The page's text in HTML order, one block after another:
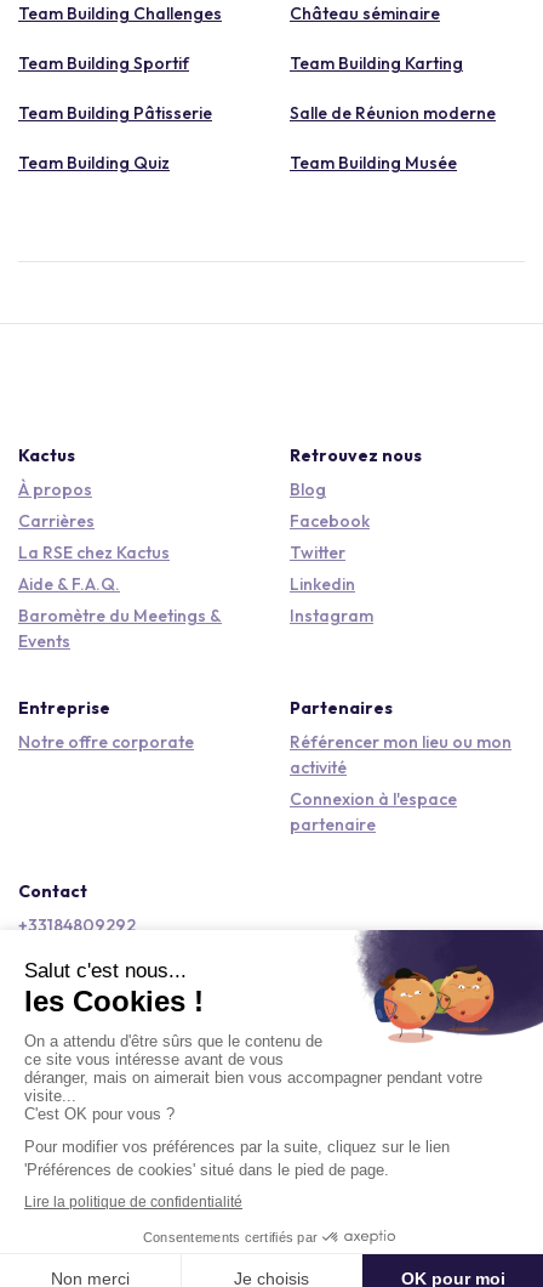
Team Building Challenges Château séminaire
Team Building Sportif Team Building Karting
Team Building Pâtisserie Salle de Réunion moderne
Team Building Quiz Team Building Musée
Kactus
À propos
Carrières
La RSE chez Kactus
Aide & F.A.Q.
Baromètre du Meetings &
Events
Retrouvez nous
Blog
Facebook
Twitter
Linkedin
Instagram
Entreprise
Notre offre corporate
Partenaires
Référencer mon lieu ou mon
activité
Connexion à l'espace
partenaire
Contact
+33184809292
Copyright © 2026 Kactus Tous droits réservés
Conditions générales d'utilisation
Mentions légales
Signaler un contenu